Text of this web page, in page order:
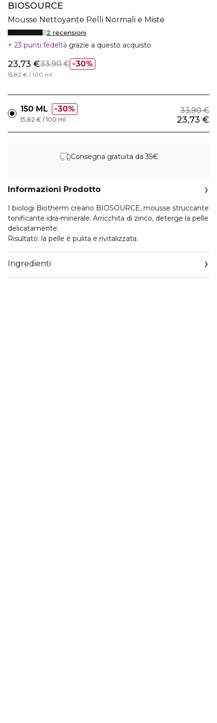
BIOSOURCE
Mousse Nettoyante Pelli Normali e Miste
2 recensioni
23 punti fedeltà grazie a questo acquisto
30%
23,73 €33,90 €
15,82 € / 100 ml
150 ML 30% 33,90 €
23,73 €
15,82 € / 100 ml
Consegna gratuita da 35€
Informazioni Prodotto
I biologi Biotherm creano BIOSOURCE, mousse struccante
tonificante idra-minerale. Arricchita di zinco, deterge la pelle
delicatamente.
Risultato: la pelle è pulita e rivitalizzata.
Ingredienti